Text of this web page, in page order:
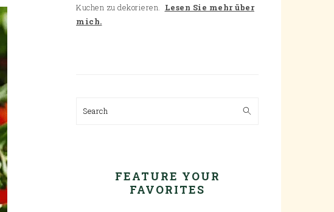
Kuchen zu dekorieren. Lesen Sie mehr über
mich.
Search
FEATURE YOUR
FAVORITES